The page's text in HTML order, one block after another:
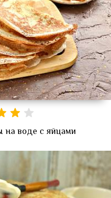
воде с яйцами